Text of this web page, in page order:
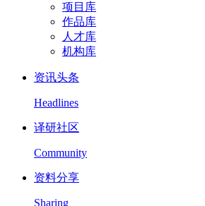
项目库
作品库
人才库
机构库
资讯头条
Headlines
译研社区
Community
资料分享
Sharing